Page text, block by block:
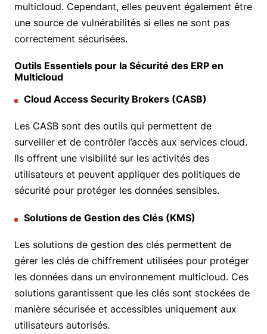
multicloud. Cependant, elles peuvent également être
une source de vulnérabilités si elles ne sont pas
correctement sécurisées.
Outils Essentiels pour la Sécurité des ERP en
Multicloud
Cloud Access Security Brokers (CASB)
Les CASB sont des outils qui permettent de
surveiller et de contrôler l’accès aux services cloud.
Ils offrent une visibilité sur les activités des
utilisateurs et peuvent appliquer des politiques de
sécurité pour protéger les données sensibles.
Solutions de Gestion des Clés (KMS)
Les solutions de gestion des clés permettent de
gérer les clés de chiffrement utilisées pour protéger
les données dans un environnement multicloud. Ces
solutions garantissent que les clés sont stockées de
manière sécurisée et accessibles uniquement aux
utilisateurs autorisés.